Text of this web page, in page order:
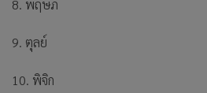
8. พฤษภ
9. ตุลย์
10. พิจิก